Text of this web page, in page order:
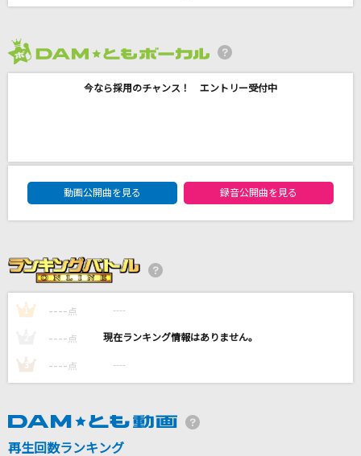
[生音]To Love You More [トゥ・ラヴ・ユー・
Celine Dion With Special Guests Kryzler & Kompany
ONE OK ROCK
ホワイトノイズ(「東京リベンジャーズ」アニメ
バージョン)
ザクロ型の憂鬱
the GazettE(ガゼット)
シングルベッド
シャ乱Q
SIX LOUNGE
今なら採用のチャンス！ エントリー受付中
DAM★ともボーカルエントリーランキング
動画公開曲を見る
録音公開曲を見る
1 ---- 点 ----
---- 点 ----
3 ---- 点 ----
再生回数ランキング